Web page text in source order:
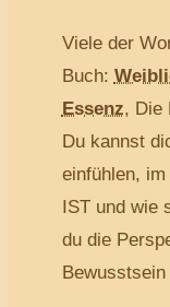
Viele der
Buch:
Essenz, Die
Du kannst
einfühlen,
IST und wie
du die